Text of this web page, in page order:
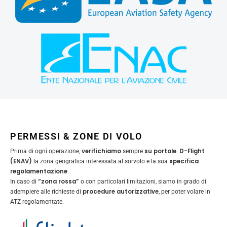
PERMESSI & ZONE DI VOLO
Prima di ogni operazione, verifichiamo sempre su portale D-Flight
(ENAV) la zona geografica interessata al sorvolo e la sua specifica
regolamentazione.
In caso di “zona rossa” o con particolari limitazioni, siamo in grado di
adempiere alle richieste di procedure autorizzative , per poter volare in
ATZ regolamentate.